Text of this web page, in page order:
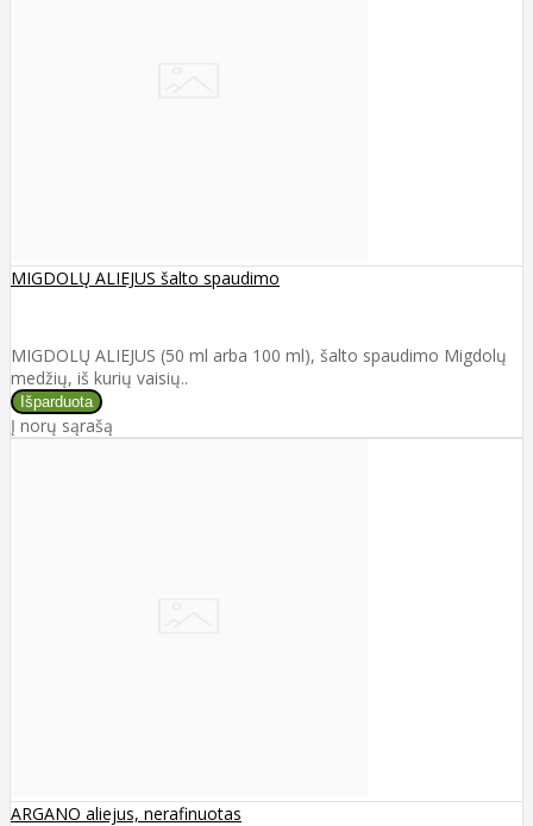
MIGDOLŲ ALIEJUS šalto spaudimo
MIGDOLŲ ALIEJUS (50 ml arba 100 ml), šalto spaudimo Migdolų
medžių, iš kurių vaisių..
Į norų sąrašą
ARGANO aliejus, nerafinuotas